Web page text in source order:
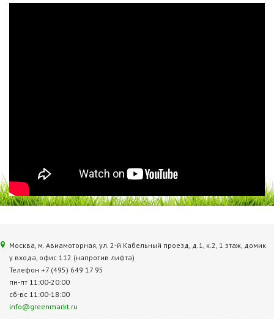
Москва, м. Авиамоторная, ул. 2‑й Кабельный проезд, д.1, к.2, 1 этаж, домик
у входа, офис 112 (напротив лифта)
Телефон +7 (495) 649 17 95
пн-пт 11:00-20:00
сб-вс 11:00-18:00
info@greenmarkt.ru